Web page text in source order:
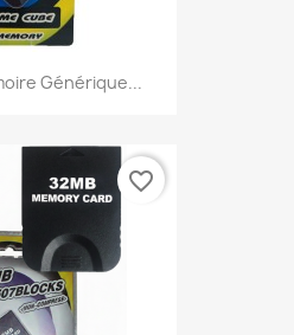
Générique...
favorite_border